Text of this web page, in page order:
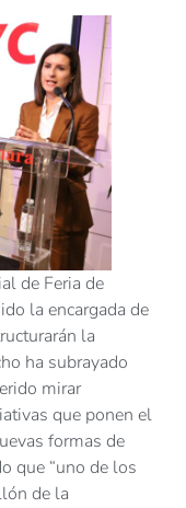
de Feria de
la encargada de
la
ha subrayado
mirar
que ponen el
formas de
que “uno de los
de la